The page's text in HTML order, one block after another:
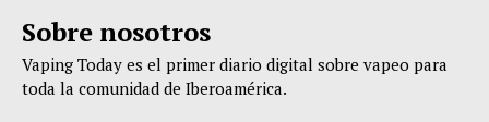
Sobre nosotros
Vaping Today es el primer diario digital sobre vapeo para
toda la comunidad de Iberoamérica.